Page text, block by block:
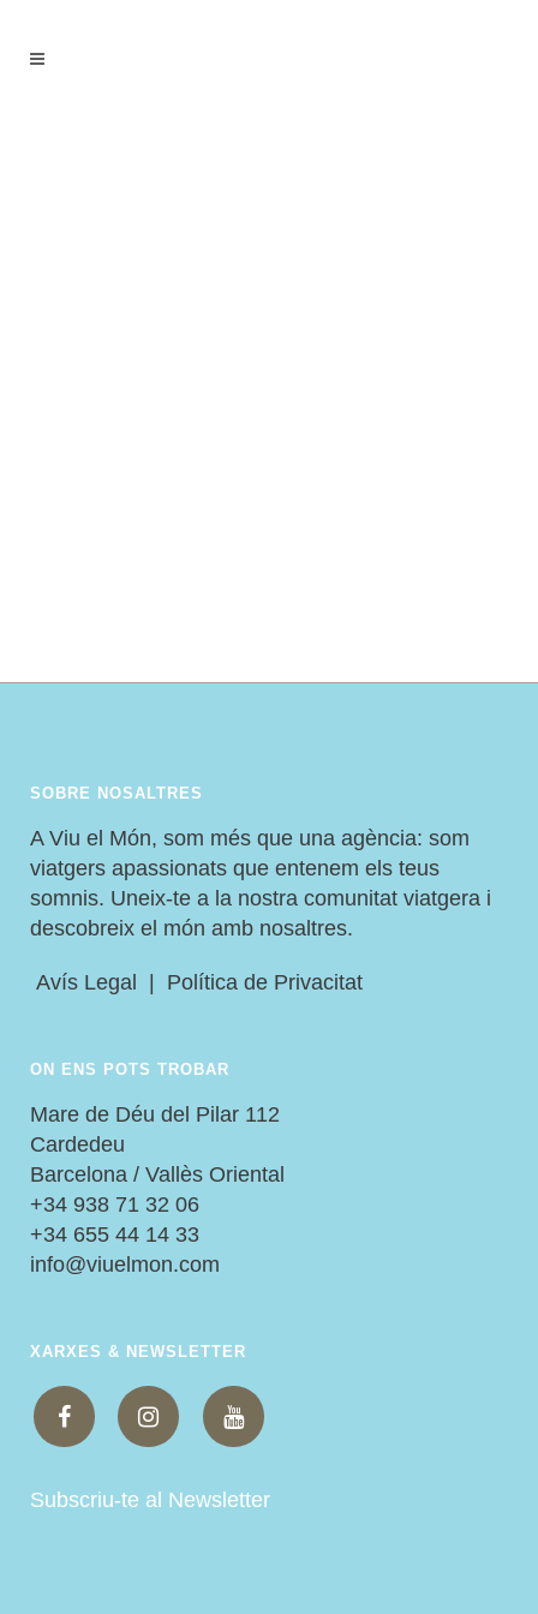
SOBRE NOSALTRES
A Viu el Món, som més que una agència: som
viatgers apassionats que entenem els teus
somnis. Uneix-te a la nostra comunitat viatgera i
descobreix el món amb nosaltres.
Avís Legal Política de Privacitat
ON ENS POTS TROBAR
Mare de Déu del Pilar 112
Cardedeu
Barcelona / Vallès Oriental
+34 938 71 32 06
+34 655 44 14 33
info@viuelmon.com
XARXES & NEWSLETTER
Subscriu-te al Newsletter